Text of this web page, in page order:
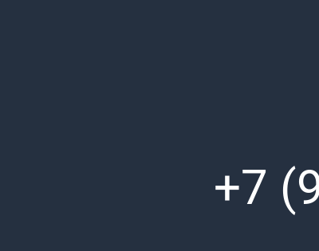
+7